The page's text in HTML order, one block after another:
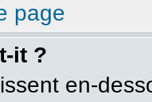
page
it ?
en-